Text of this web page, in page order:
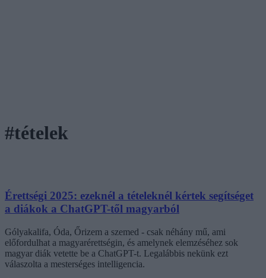
#tételek
Érettségi 2025: ezeknél a tételeknél kértek segítséget
a diákok a ChatGPT-től magyarból
Gólyakalifa, Óda, Őrizem a szemed - csak néhány mű, ami
előfordulhat a magyarérettségin, és amelynek elemzéséhez sok
magyar diák vetette be a ChatGPT-t. Legalábbis nekünk ezt
válaszolta a mesterséges intelligencia.